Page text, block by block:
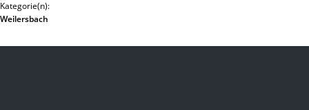
Kategorie(n):
Weilersbach